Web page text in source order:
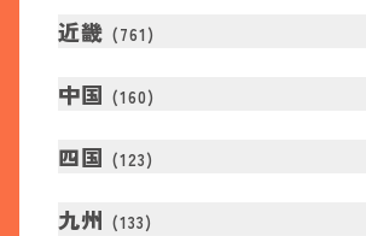
近畿 (761 )
中国 (160)
四国 (123)
九州 (133)